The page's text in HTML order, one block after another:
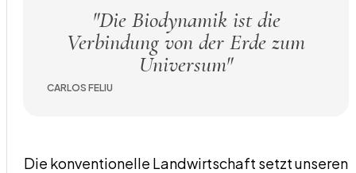
"Die Biodynamik ist die
Verbindung von der Erde zum
Universum"
CARLOS FELIU
Die konventionelle Landwirtschaft setzt unseren